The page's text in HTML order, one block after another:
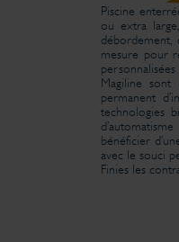
Piscine
ou extra
mesure pour
Magiline sont
permanent
technologies
bénéficier
avec le souci
Finies les